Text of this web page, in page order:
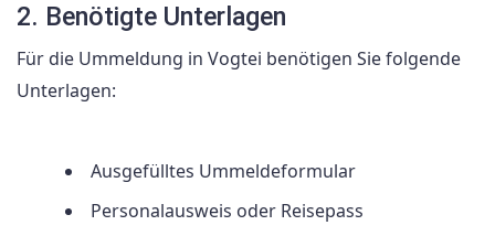
2. Benötigte Unterlagen
Für die Ummeldung in Vogtei benötigen Sie folgende
Unterlagen:
Ausgefülltes Ummeldeformular
Personalausweis oder Reisepass